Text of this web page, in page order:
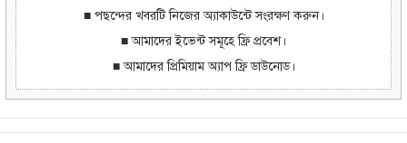
■ পছন্দের খবরটি নিজের অ্যাকাউন্টে সংরক্ষণ করুন।
■ আমাদের ইভেন্ট সমূহে ফ্রি প্রবেশ।
■ আমাদের প্রিমিয়াম অ্যাপ ফ্রি ডাউনোড।